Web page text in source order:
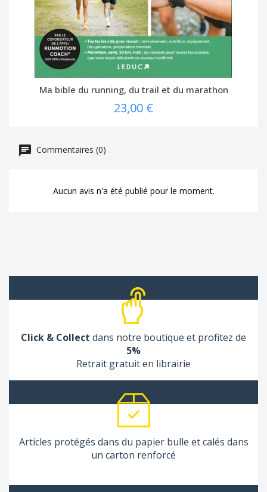
Ma bible du running, du trail et du marathon
23,00 €
Commentaires (0)
Aucun avis n'a été publié pour le moment.
Click & Collect dans notre boutique et profitez de
5%
Retrait gratuit en librairie
Articles protégés dans du papier bulle et calés dans
un carton renforcé